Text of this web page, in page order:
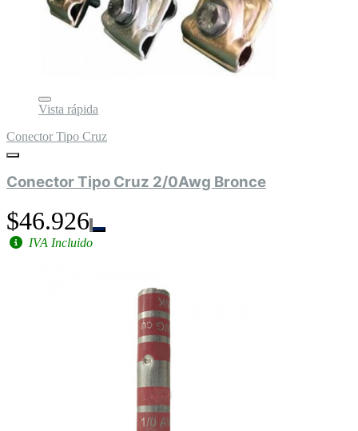
Vista rápida
Conector Tipo Cruz
Conector Tipo Cruz 2/0Awg Bronce
$46.926
IVA Incluido